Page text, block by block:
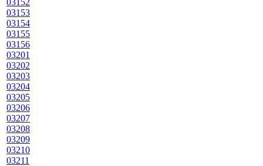
03152
03153
03154
03155
03156
03201
03202
03203
03204
03205
03206
03207
03208
03209
03210
03211